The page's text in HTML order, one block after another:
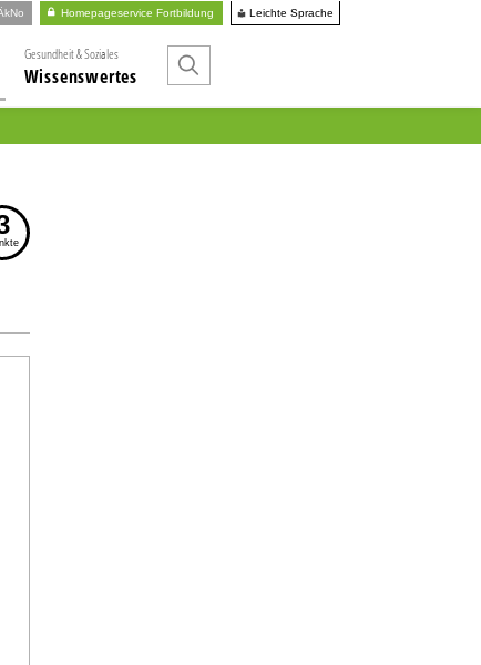
Homepageservice Fortbildung Leichte Sprache
Gesundheit & Soziales
Wissenswertes